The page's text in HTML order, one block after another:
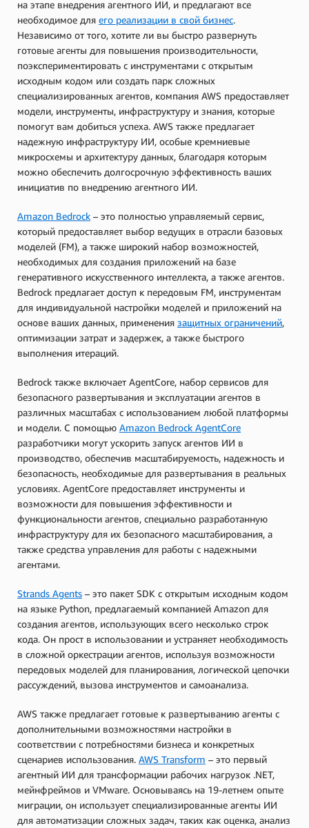
на этапе внедрения агентного ИИ, и предлагают все
необходимое для его реализации в свой бизнес.
Независимо от того, хотите ли вы быстро развернуть
готовые агенты для повышения производительности,
поэкспериментировать с инструментами с открытым
исходным кодом или создать парк сложных
специализированных агентов, компания AWS предоставляет
модели, инструменты, инфраструктуру и знания, которые
помогут вам добиться успеха. AWS также предлагает
надежную инфраструктуру ИИ, особые кремниевые
микросхемы и архитектуру данных, благодаря которым
можно обеспечить долгосрочную эффективность ваших
инициатив по внедрению агентного ИИ.
Amazon Bedrock – это полностью управляемый сервис,
который предоставляет выбор ведущих в отрасли базовых
моделей (FM), а также широкий набор возможностей,
необходимых для создания приложений на базе
генеративного искусственного интеллекта, а также агентов.
Bedrock предлагает доступ к передовым FM, инструментам
для индивидуальной настройки моделей и приложений на
основе ваших данных, применения защитных ограничений,
оптимизации затрат и задержек, а также быстрого
выполнения итераций.
Bedrock также включает AgentCore, набор сервисов для
безопасного развертывания и эксплуатации агентов в
различных масштабах с использованием любой платформы
и модели. С помощью Amazon Bedrock AgentCore
разработчики могут ускорить запуск агентов ИИ в
производство, обеспечив масштабируемость, надежность и
безопасность, необходимые для развертывания в реальных
условиях. AgentCore предоставляет инструменты и
возможности для повышения эффективности и
функциональности агентов, специально разработанную
инфраструктуру для их безопасного масштабирования, а
также средства управления для работы с надежными
агентами.
Strands Agents – это пакет SDK с открытым исходным кодом
на языке Python, предлагаемый компанией Amazon для
создания агентов, использующих всего несколько строк
кода. Он прост в использовании и устраняет необходимость
в сложной оркестрации агентов, используя возможности
передовых моделей для планирования, логической цепочки
рассуждений, вызова инструментов и самоанализа.
AWS также предлагает готовые к развертыванию агенты с
дополнительными возможностями настройки в
соответствии с потребностями бизнеса и конкретных
сценариев использования. AWS Transform – это первый
агентный ИИ для трансформации рабочих нагрузок .NET,
мейнфреймов и VMware. Основываясь на 19-летнем опыте
миграции, он использует специализированные агенты ИИ
для автоматизации сложных задач, таких как оценка, анализ